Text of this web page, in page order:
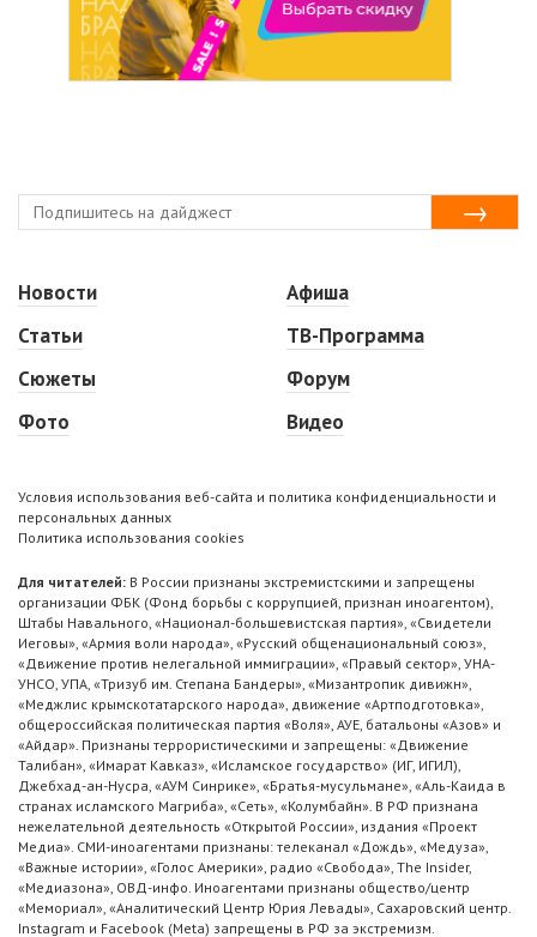
Новости
Статьи
Сюжеты
Фото
Афиша
ТВ-Программа
Форум
Видео
Условия использования веб-сайта и политика конфиденциальности и
персональных данных
Политика использования cookies
Для читателей: В России признаны экстремистскими и запрещены
организации ФБК (Фонд борьбы с коррупцией, признан иноагентом),
Штабы Навального, «Национал-большевистская партия», «Свидетели
Иеговы», «Армия воли народа», «Русский общенациональный союз»,
«Движение против нелегальной иммиграции», «Правый сектор», УНА-
УНСО, УПА, «Тризуб им. Степана Бандеры», «Мизантропик дивижн»,
«Меджлис крымскотатарского народа», движение «Артподготовка»,
общероссийская политическая партия «Воля», АУЕ, батальоны «Азов» и
«Айдар». Признаны террористическими и запрещены: «Движение
Талибан», «Имарат Кавказ», «Исламское государство» (ИГ, ИГИЛ),
Джебхад-ан-Нусра, «АУМ Синрике», «Братья-мусульмане», «Аль-Каида в
странах исламского Магриба», «Сеть», «Колумбайн». В РФ признана
нежелательной деятельность «Открытой России», издания «Проект
Медиа». СМИ-иноагентами признаны: телеканал «Дождь», «Медуза»,
«Важные истории», «Голос Америки», радио «Свобода», The Insider,
«Медиазона», ОВД-инфо. Иноагентами признаны общество/центр
«Мемориал», «Аналитический Центр Юрия Левады», Сахаровский центр.
Instagram и Facebook (Metа) запрещены в РФ за экстремизм.